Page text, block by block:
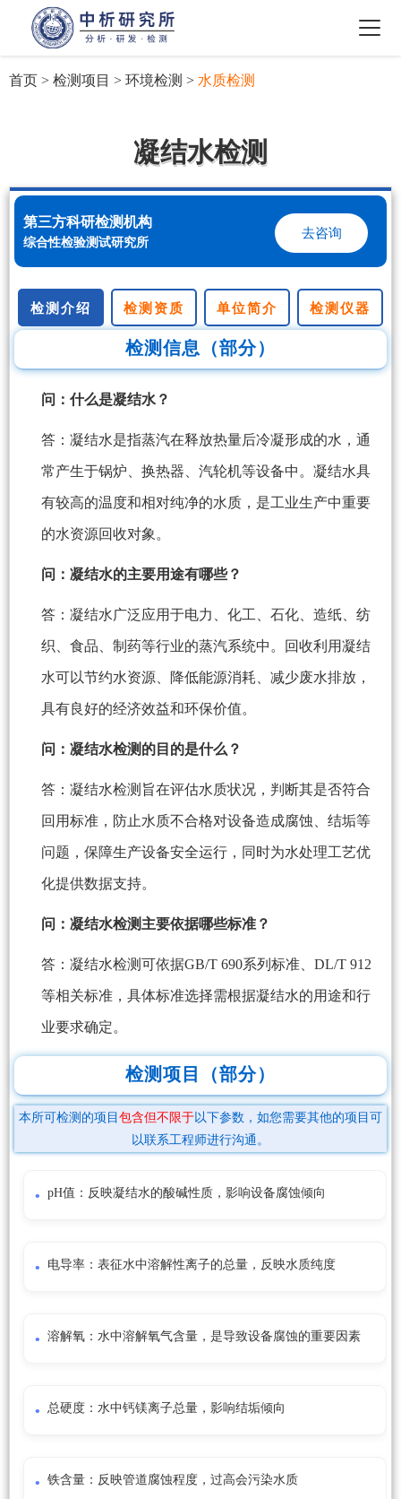
首页 > 检测项目 > 环境检测 > 水质检测
凝结水检测
第三方科研检测机构
综合性检验测试研究所
去咨询
检测介绍 检测资质 单位简介 检测仪器
检测信息（部分）
问：什么是凝结水？
答：凝结水是指蒸汽在释放热量后冷凝形成的水，通
常产生于锅炉、换热器、汽轮机等设备中。凝结水具
有较高的温度和相对纯净的水质，是工业生产中重要
的水资源回收对象。
问：凝结水的主要用途有哪些？
答：凝结水广泛应用于电力、化工、石化、造纸、纺
织、食品、制药等行业的蒸汽系统中。回收利用凝结
水可以节约水资源、降低能源消耗、减少废水排放，
具有良好的经济效益和环保价值。
问：凝结水检测的目的是什么？
答：凝结水检测旨在评估水质状况，判断其是否符合
回用标准，防止水质不合格对设备造成腐蚀、结垢等
问题，保障生产设备安全运行，同时为水处理工艺优
化提供数据支持。
问：凝结水检测主要依据哪些标准？
答：凝结水检测可依据GB/T 690系列标准、DL/T 912
等相关标准，具体标准选择需根据凝结水的用途和行
业要求确定。
检测项目（部分）
本所可检测的项目 包含但不限于以下参数，如您需要其他的项目可
以联系工程师进行沟通。
pH值：反映凝结水的酸碱性质，影响设备腐蚀倾向
电导率：表征水中溶解性离子的总量，反映水质纯度
溶解氧：水中溶解氧气含量，是导致设备腐蚀的重要因素
总硬度：水中钙镁离子总量，影响结垢倾向
铁含量：反映管道腐蚀程度，过高会污染水质